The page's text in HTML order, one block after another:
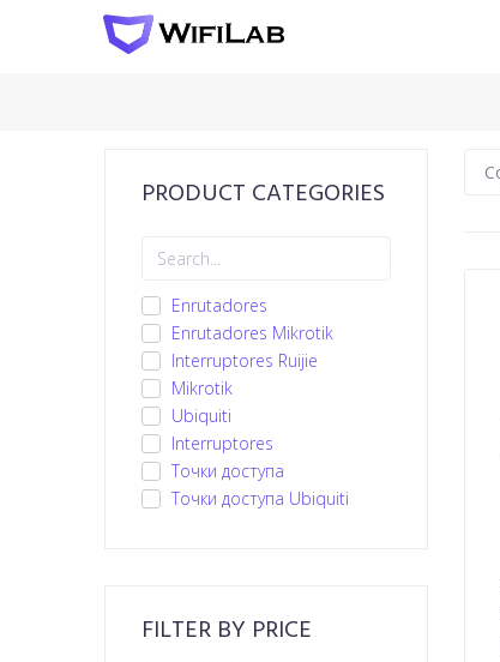
PRODUCT CATEGORIES
Enrutadores
Enrutadores Mikrotik
Interruptores Ruijie
Mikrotik
Ubiquiti
Іnterruptores
Точки доступа
Точки доступа Ubiquiti
FILTER BY PRICE